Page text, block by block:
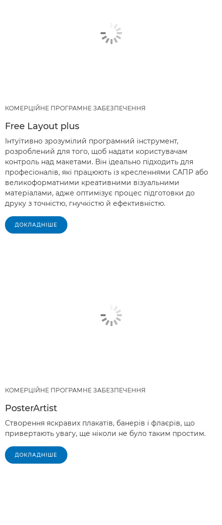
КОМЕРЦІЙНЕ ПРОГРАМНЕ ЗАБЕЗПЕЧЕННЯ
Free Layout plus
Інтуїтивно зрозумілий програмний інструмент,
розроблений для того, щоб надати користувачам
контроль над макетами. Він ідеально підходить для
професіоналів, які працюють із кресленнями САПР або
великоформатними креативними візуальними
матеріалами, адже оптимізує процес підготовки до
друку з точністю, гнучкістю й ефективністю.
ДОКЛАДНІШЕ
КОМЕРЦІЙНЕ ПРОГРАМНЕ ЗАБЕЗПЕЧЕННЯ
PosterArtist
Створення яскравих плакатів, банерів і флаєрів, що
привертають увагу, ще ніколи не було таким простим.
ДОКЛАДНІШЕ